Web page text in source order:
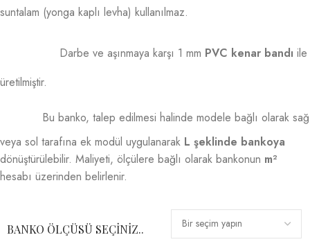
suntalam (yonga kaplı levha) kullanılmaz.
Darbe ve aşınmaya karşı 1 mm PVC kenar bandı ile
üretilmiştir.
Bu banko, talep edilmesi halinde modele bağlı olarak sağ
veya sol tarafına ek modül uygulanarak L şeklinde bankoya
dönüştürülebilir. Maliyeti, ölçülere bağlı olarak bankonun m²
hesabı üzerinden belirlenir.
BANKO ÖLÇÜSÜ SEÇINIZ..